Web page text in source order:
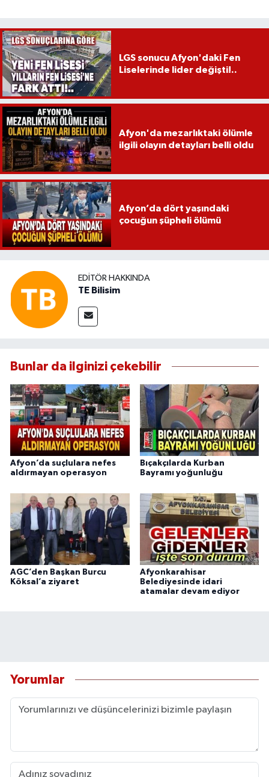
LGS sonucu Afyon'daki Fen
Liselerinde lider değişti!..
Afyon'da mezarlıktaki ölümle
ilgili olayın detayları belli oldu
Afyon’da dört yaşındaki
çocuğun şüpheli ölümü
EDITÖR HAKKINDA
TE Bilisim
Bunlar da ilginizi çekebilir
Afyon’da suçlulara nefes
aldırmayan operasyon
Bıçakçılarda Kurban
Bayramı yoğunluğu
AGC’den Başkan Burcu
Köksal’a ziyaret
Afyonkarahisar
Belediyesinde idari
atamalar devam ediyor
Yorumlar